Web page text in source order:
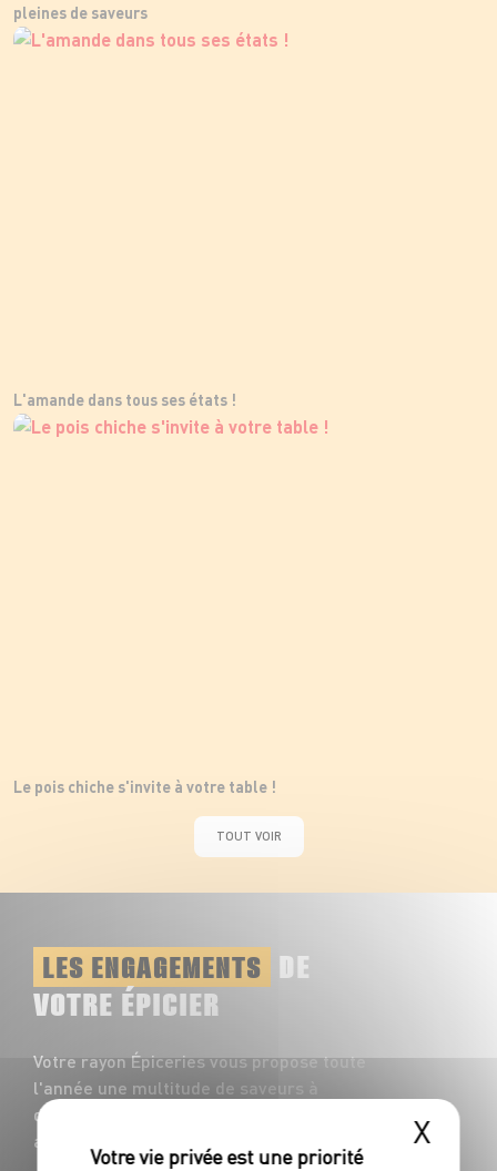
pleines de saveurs
L'amande dans tous ses états !
Le pois chiche s'invite à votre table !
TOUT VOIR
LES ENGAGEMENTS DE
VOTRE ÉPICIER
Votre rayon Épiceries vous propose toute
l'année une multitude de saveurs à
découvrir : plus de 1200 références
accompagnent vos repas du quotidien !
X